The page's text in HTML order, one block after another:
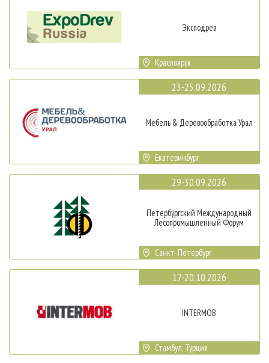
Эксподрев
Красноярск
23-25.09.2026
Мебель & Деревообработка Урал
Екатеринбург
29-30.09.2026
Петербургский Международный
Лесопромышленный Форум
Санкт-Петербург
17-20.10.2026
INTERMOB
Стамбул, Турция